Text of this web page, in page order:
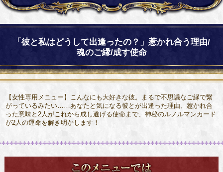
「彼と私はどうして出逢ったの？」惹かれ合う理由/
魂のご縁/成す使命
【女性専用メニュー】こんなにも大好きな彼。まるで不思議なご縁で繋
がっているみたい……あなたと気になる彼とが出逢った理由、惹かれ合
った意味と2人がこれから成し遂げる使命まで、神秘のルノルマンカード
が2人の運命を解き明かします！